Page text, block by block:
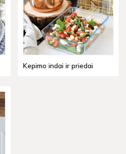
Kepimo indai ir priedai